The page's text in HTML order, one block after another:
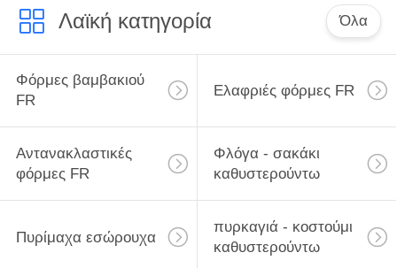
Λαϊκή κατηγορία Όλα
Φόρμες βαμβακιού
FR
Ελαφριές φόρμες FR
Αντανακλαστικές
φόρμες FR
Φλόγα - σακάκι
καθυστερούντω
Πυρίμαχα εσώρουχα
πυρκαγιά - κοστούμι
καθυστερούντω